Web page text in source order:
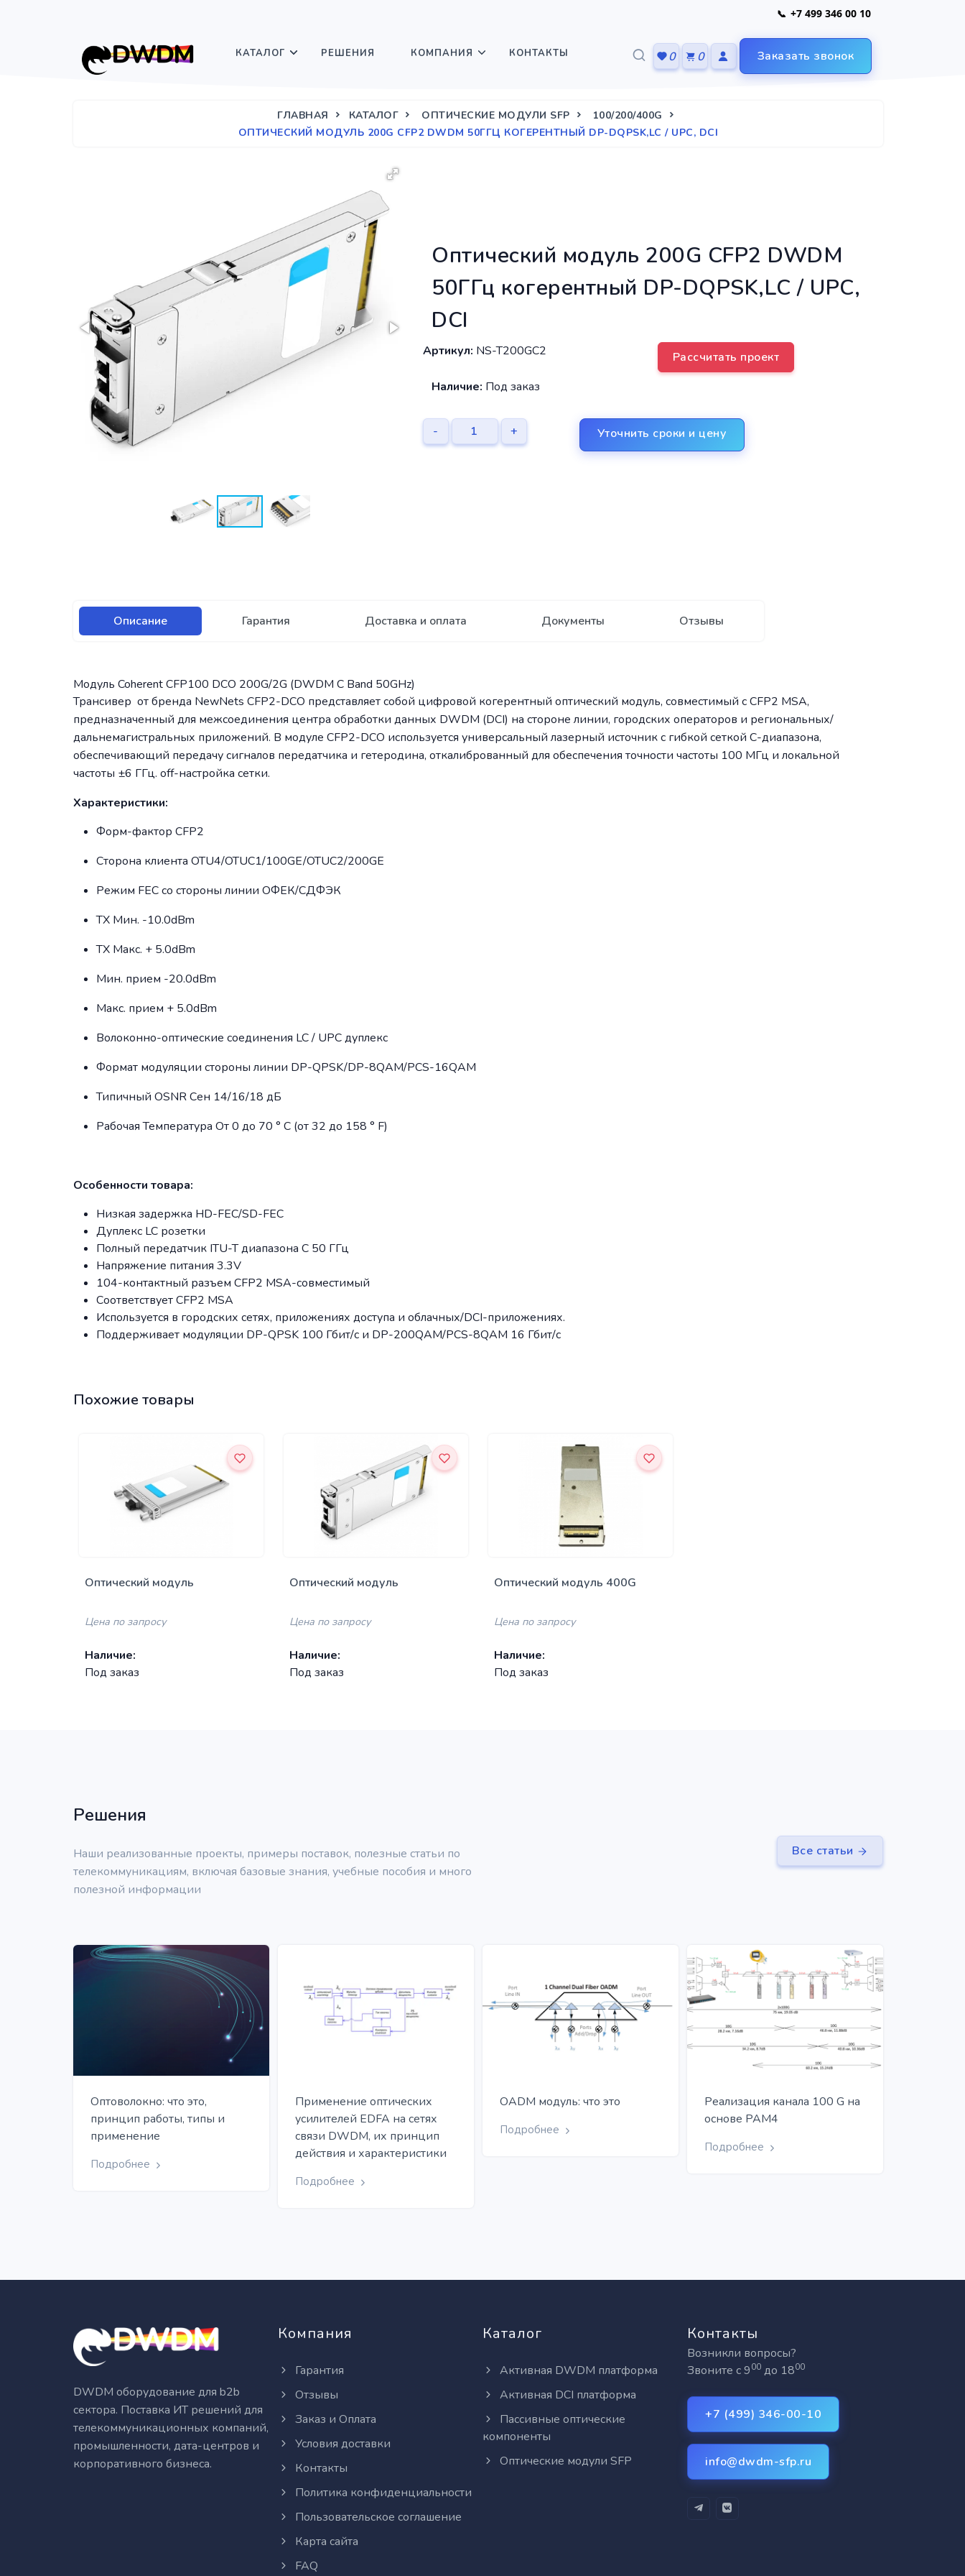
+7 499 346 00 10
0 0 Заказать звонок
КАТАЛОГ РЕШЕНИЯ КОМПАНИЯ КОНТАКТЫ
ГЛАВНАЯ КАТАЛОГ ОПТИЧЕСКИЕ МОДУЛИ SFP
100/200/400G
ОПТИЧЕСКИЙ МОДУЛЬ 200G CFP2 DWDM 50ГГЦ КОГЕРЕНТНЫЙ DP-DQPSK,LC / UPC, DCI
Оптический модуль 200G CFP2 DWDM
50ГГц когерентный DP-DQPSK,LC / UPC,
DCI
Артикул: NS-T200GC2
Рассчитать проект
Наличие: Под заказ
- + Уточнить сроки и цену
Описание Гарантия Доставка и оплата Документы Отзывы
Модуль Coherent CFP100 DCO 200G/2G (DWDM C Band 50GHz)
Трансивер от бренда NewNets CFP2-DCO представляет собой цифровой когерентный оптический модуль, совместимый с CFP2 MSA,
предназначенный для межсоединения центра обработки данных DWDM (DCI) на стороне линии, городских операторов и региональных/
дальнемагистральных приложений. В модуле CFP2-DCO используется универсальный лазерный источник с гибкой сеткой C-диапазона,
обеспечивающий передачу сигналов передатчика и гетеродина, откалиброванный для обеспечения точности частоты 100 МГц и локальной
частоты ±6 ГГц. off-настройка сетки.
Характеристики:
Форм-фактор CFP2
Сторона клиента OTU4/OTUC1/100GE/OTUC2/200GE
Режим FEC со стороны линии ОФЕК/СДФЭК
TX Мин. -10.0dBm
TX Макс. + 5.0dBm
Мин. прием -20.0dBm
Макс. прием + 5.0dBm
Волоконно-оптические соединения LC / UPC дуплекс
Формат модуляции стороны линии DP-QPSK/DP-8QAM/PCS-16QAM
Типичный OSNR Сен 14/16/18 дБ
Рабочая Температура От 0 до 70 ° C (от 32 до 158 ° F)
Особенности товара:
Низкая задержка HD-FEC/SD-FEC
Дуплекс LC розетки
Полный передатчик ITU-T диапазона C 50 ГГц
Напряжение питания 3.3V
104-контактный разъем CFP2 MSA-совместимый
Соответствует CFP2 MSA
Используется в городских сетях, приложениях доступа и облачных/DCI-приложениях.
Поддерживает модуляции DP-QPSK 100 Гбит/с и DP-200QAM/PCS-8QAM 16 Гбит/с
Похожие товары
Оптический модуль
50ГГц,1200 km, DP-DQPSK, LC,
Цена по запросу
Наличие:
Под заказ
Оптический модуль
50ГГц, 1200 km, когерентный
Цена по запросу
Наличие:
Под заказ
Оптический модуль 400G
когерентный перестраиваемый
Цена по запросу
Наличие:
Под заказ
Решения
Наши реализованные проекты, примеры поставок, полезные статьи по
телекоммуникациям, включая базовые знания, учебные пособия и много
полезной информации
Все статьи
Оптоволокно: что это,
принцип работы, типы и
применение
Подробнее
Применение оптических
усилителей EDFA на сетях
связи DWDM, их принцип
действия и характеристики
Подробнее
OADM модуль: что это
Подробнее
Реализация канала 100 G на
основе PAM4
Подробнее
DWDM оборудование для b2b
сектора. Поставка ИТ решений для
телекоммуникационных компаний,
промышленности, дата-центров и
корпоративного бизнеса.
Компания
Гарантия
Отзывы
Заказ и Оплата
Условия доставки
Контакты
Политика конфиденциальности
Пользовательское соглашение
Карта сайта
FAQ
Каталог
Активная DWDM платформа
Активная DCI платформа
Пассивные оптические
компоненты
Оптические модули SFP
Контакты
Возникли вопросы?
Звоните с 900 до 1800
+7 (499) 346-00-10
info@dwdm-sfp.ru